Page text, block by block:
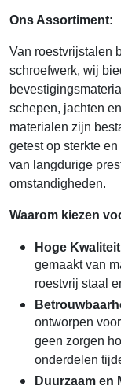
Ons Assortiment:
Van roestvrijstalen
schroefwerk, wij
schepen, jachten
materialen zijn
getest op sterkte
van langdurige
omstandigheden.
Waarom kiezen
Hoge
gemaakt van
roestvrij staal
ontworpen
geen zorgen
onderdelen
Duurzaam en